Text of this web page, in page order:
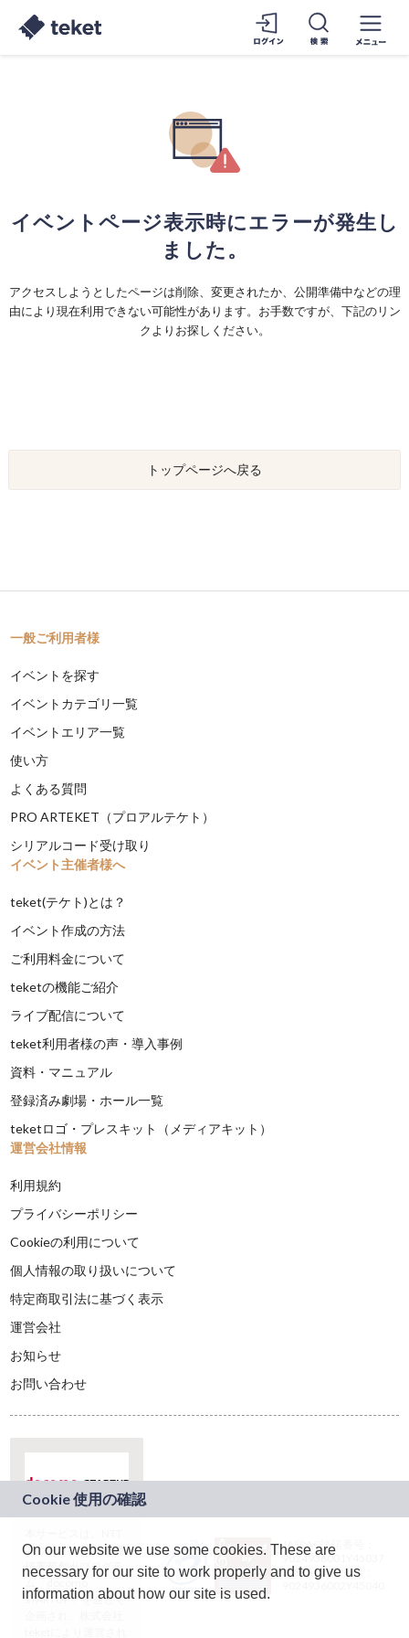
イベントページ表示時にエラーが発生し
ました。
アクセスしようとしたページは削除、変更されたか、公開準備中などの理
由により現在利用できない可能性があります。お手数ですが、下記のリン
クよりお探しください。
トップページへ戻る
一般ご利用者様
イベントを探す
イベントカテゴリ一覧
イベントエリア一覧
使い方
よくある質問
PRO ARTEKET（プロアルテケト）
シリアルコード受け取り
イベント主催者様へ
teket(テケト)とは？
イベント作成の方法
ご利用料金について
teketの機能ご紹介
ライブ配信について
teket利用者様の声・導入事例
資料・マニュアル
登録済み劇場・ホール一覧
teketロゴ・プレスキット（メディアキット）
運営会社情報
利用規約
プライバシーポリシー
Cookieの利用について
個人情報の取り扱いについて
特定商取引法に基づく表示
運営会社
お知らせ
お問い合わせ
ドコモグループの新
規事業創出プログラ
ム「docomo
STARTUP」を通じて
JASRAC許諾番号：
9024936001Y45037
JASRAC許諾番号：
On our website we use some cookies. These are
necessary for our site to work properly and to give us
information about how our site is used.